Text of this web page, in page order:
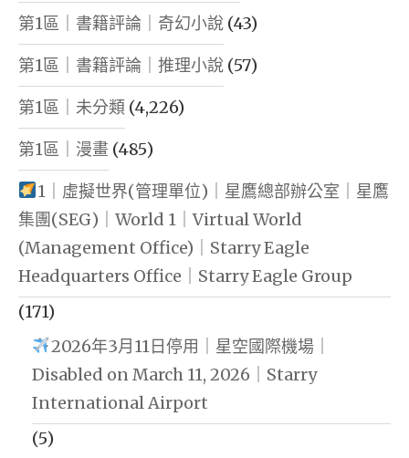
第1區｜書籍評論｜奇幻小說 (43)
第1區｜書籍評論｜推理小說 (57)
第1區｜未分類 (4,226)
第1區｜漫畫 (485)
1｜虛擬世界(管理單位)｜星鷹總部辦公室｜星鷹
集團(SEG)｜World 1｜Virtual World
(Management Office)｜Starry Eagle
Headquarters Office｜Starry Eagle Group
(171)
2026年3月11日停用｜星空國際機場｜
Disabled on March 11, 2026｜Starry
International Airport
(5)